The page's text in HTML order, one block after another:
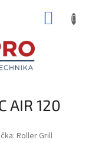
AIR 120
Roller Grill